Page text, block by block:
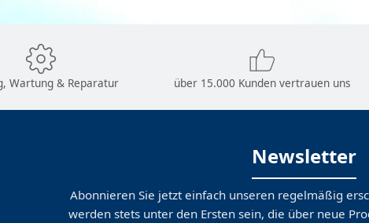
Wartung & Reparatur über 15.000 Kunden vertrauen uns
Newsletter
Abonnieren Sie jetzt einfach unseren regelmäßig
werden stets unter den Ersten sein, die über neue